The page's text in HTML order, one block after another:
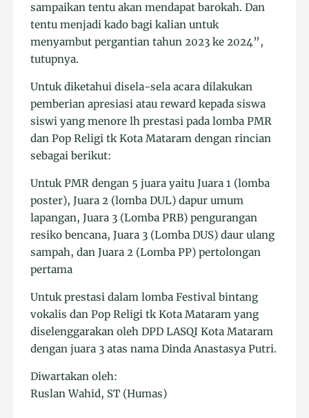
sampaikan tentu akan mendapat barokah. Dan
tentu menjadi kado bagi kalian untuk
menyambut pergantian tahun 2023 ke 2024”,
tutupnya.
Untuk diketahui disela-sela acara dilakukan
pemberian apresiasi atau reward kepada siswa
siswi yang menore lh prestasi pada lomba PMR
dan Pop Religi tk Kota Mataram dengan rincian
sebagai berikut:
Untuk PMR dengan 5 juara yaitu Juara 1 (lomba
poster), Juara 2 (lomba DUL) dapur umum
lapangan, Juara 3 (Lomba PRB) pengurangan
resiko bencana, Juara 3 (Lomba DUS) daur ulang
sampah, dan Juara 2 (Lomba PP) pertolongan
pertama
Untuk prestasi dalam lomba Festival bintang
vokalis dan Pop Religi tk Kota Mataram yang
diselenggarakan oleh DPD LASQI Kota Mataram
dengan juara 3 atas nama Dinda Anastasya Putri.
Diwartakan oleh:
Ruslan Wahid, ST (Humas)